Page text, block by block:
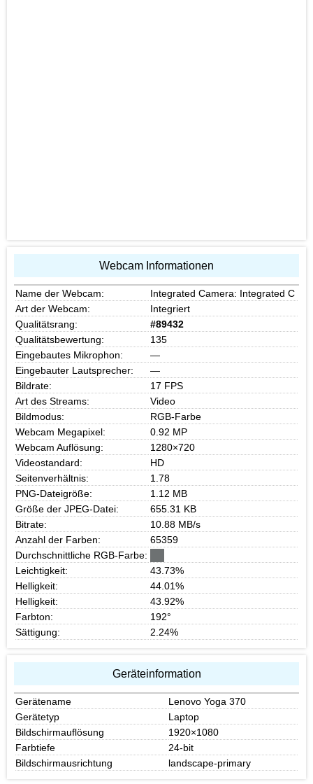
Webcam Informationen
Name der Webcam:
Integrated Camera: Integrated C
Art der Webcam:
Integriert
Qualitätsrang:
#89432
Qualitätsbewertung:
135
Eingebautes Mikrophon:
—
Eingebauter Lautsprecher:
—
Bildrate:
17 FPS
Art des Streams:
Video
Bildmodus:
RGB-Farbe
Webcam Megapixel:
0.92 MP
Webcam Auflösung:
1280×720
Videostandard:
HD
Seitenverhältnis:
1.78
PNG-Dateigröße:
1.12 MB
Größe der JPEG-Datei:
655.31 KB
Bitrate:
10.88 MB/s
Anzahl der Farben:
65359
Durchschnittliche RGB-Farbe:
Leichtigkeit:
43.73%
Helligkeit:
44.01%
Helligkeit:
43.92%
Farbton:
192°
Sättigung:
2.24%
Geräteinformation
Gerätename
Lenovo Yoga 370
Gerätetyp
Laptop
Bildschirmauflösung
1920×1080
Farbtiefe
24-bit
Bildschirmausrichtung
landscape-primary